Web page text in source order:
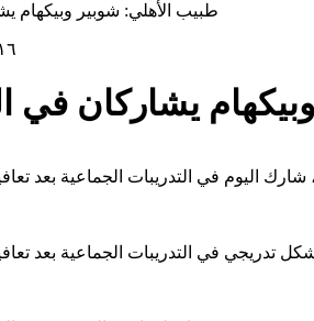
طبيب الأهلي: شوبير وبيكهام
١٦ مايو ٢٠٢٦ في ٠٨:٠٣ م
يشاركان في